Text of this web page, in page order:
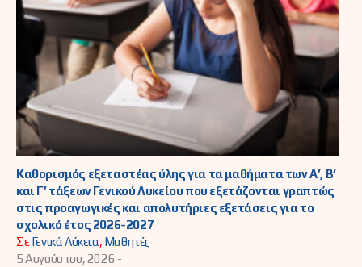
Καθορισμός εξεταστέας ύλης για τα μαθήματα των Α’, Β’
και Γ’ τάξεων Γενικού Λυκείου που εξετάζονται γραπτώς
στις προαγωγικές και απολυτήριες εξετάσεις για το
σχολικό έτος 2026-2027
ΣεΓενικά Λύκεια, Μαθητές
5 Αυγούστου, 2026 -